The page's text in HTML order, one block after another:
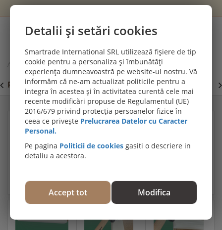
Cont
Acasă
Materiale montaj & întreținere parchet
Unealta batator de parchet din poliamida, Laegler, UBP01
PROMOȚII DE IULIE! PARCHET SPC SI LVT: Viziteaza
secțiunea de pardoseli SPC SI LVT
Detalii și setări cookies
Smartrade International SRL utilizează fișiere de tip
cookie pentru a personaliza și îmbunătăți
experiența dumneavoastră pe website-ul nostru. Vă
informăm că ne-am actualizat politicile pentru a
integra în acestea și în activitatea curentă cele mai
recente modificări propuse de Regulamentul (UE)
2016/679 privind protecția persoanelor fizice în
ceea ce privește Prelucrarea Datelor cu Caracter
Personal.
Pe pagina Politicii de cookies gasiti o descriere in
detaliu a acestora.
Accept tot Modifica